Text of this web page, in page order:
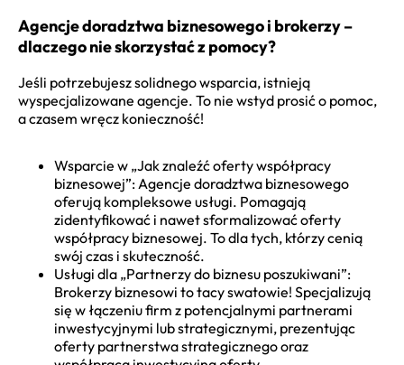
Agencje doradztwa biznesowego i brokerzy –
dlaczego nie skorzystać z pomocy?
Jeśli potrzebujesz solidnego wsparcia, istnieją
wyspecjalizowane agencje. To nie wstyd prosić o pomoc,
a czasem wręcz konieczność!
Wsparcie w „Jak znaleźć oferty współpracy
biznesowej”: Agencje doradztwa biznesowego
oferują kompleksowe usługi. Pomagają
zidentyfikować i nawet sformalizować oferty
współpracy biznesowej. To dla tych, którzy cenią
swój czas i skuteczność.
Usługi dla „Partnerzy do biznesu poszukiwani”:
Brokerzy biznesowi to tacy swatowie! Specjalizują
się w łączeniu firm z potencjalnymi partnerami
inwestycyjnymi lub strategicznymi, prezentując
oferty partnerstwa strategicznego oraz